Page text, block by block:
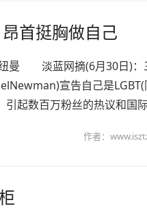
首挺胸做自己
曼 淡蓝网摘(6月30日)：
宣告自己是
引起数百万粉丝的热议和国
作者：